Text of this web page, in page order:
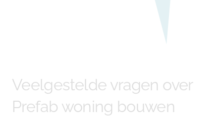
Veelgestelde vragen over
Prefab woning bouwen